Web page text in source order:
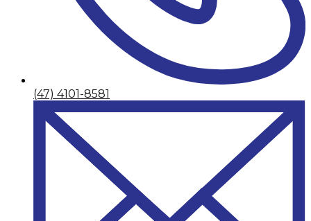
(47) 4101-8581